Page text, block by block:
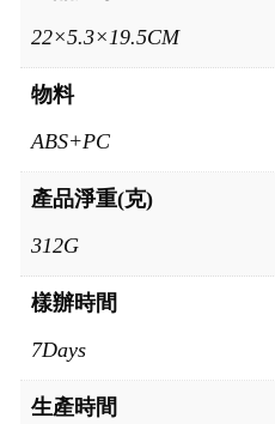
22×5.3×19.5CM
物料
ABS+PC
產品淨重(克)
312G
樣辦時間
7Days
生產時間